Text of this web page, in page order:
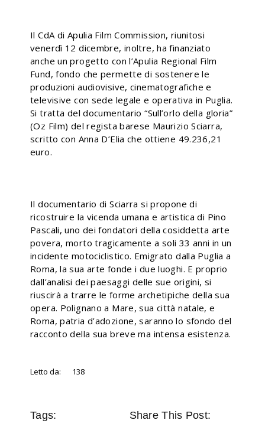
Il CdA di Apulia Film Commission, riunitosi
venerdì 12 dicembre, inoltre, ha finanziato
anche un progetto con l’Apulia Regional Film
Fund, fondo che permette di sostenere le
produzioni audiovisive, cinematografiche e
televisive con sede legale e operativa in Puglia.
Si tratta del documentario “Sull’orlo della gloria”
(Oz Film) del regista barese Maurizio Sciarra,
scritto con Anna D’Elia che ottiene 49.236,21
euro.
Il documentario di Sciarra si propone di
ricostruire la vicenda umana e artistica di Pino
Pascali, uno dei fondatori della cosiddetta arte
povera, morto tragicamente a soli 33 anni in un
incidente motociclistico. Emigrato dalla Puglia a
Roma, la sua arte fonde i due luoghi. E proprio
dall’analisi dei paesaggi delle sue origini, si
riuscirà a trarre le forme archetipiche della sua
opera. Polignano a Mare, sua città natale, e
Roma, patria d’adozione, saranno lo sfondo del
racconto della sua breve ma intensa esistenza.
Letto da: 138
Tags: Share This Post: